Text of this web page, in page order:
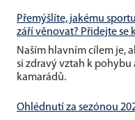
Přemýšlíte, jakému
září věnovat? Přidejte se
Naším hlavním cílem je,
si zdravý vztah k pohybu
kamarádů.
Ohlédnutí za sezónou